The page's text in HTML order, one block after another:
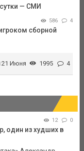
— СМИ
586 4
сборной
21 Июня 1995 4
12 0
один из худших в